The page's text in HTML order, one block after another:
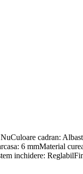
cadran:
6 mmMaterial
inchidere: